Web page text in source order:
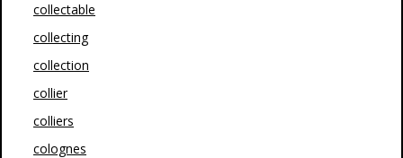
collectable
collecting
collection
collier
colliers
colognes